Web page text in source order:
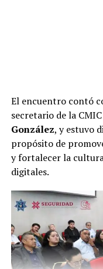
El encuentro contó
secretario de la
González, y estuvo
propósito de
y fortalecer la
digitales.